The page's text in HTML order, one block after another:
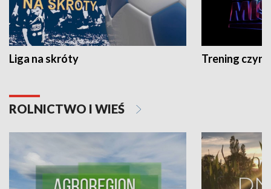
Liga na skróty Trening czyni
ROLNICTWO I WIEŚ